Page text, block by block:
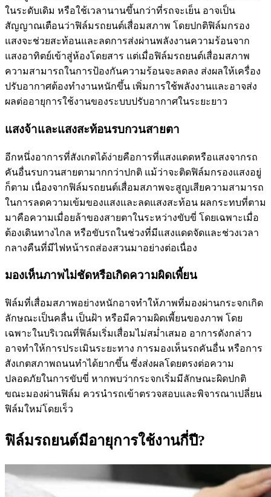
ในระดับเดิม หรือใช้เวลานานขึ้นกว่าที่รถจะเย็น อาจเป็น
สัญญาณเตือนว่าฟิล์มรถยนต์เสื่อมสภาพ โดยปกติฟิล์มกรอง
แสงจะช่วยสะท้อนและลดการส่งผ่านพลังงานความร้อนจาก
แสงอาทิตย์เข้าสู่ห้องโดยสาร แต่เมื่อฟิล์มรถยนต์เสื่อมสภาพ
ความสามารถในการป้องกันความร้อนจะลดลง ส่งผลให้เครื่อง
ปรับอากาศต้องทำงานหนักขึ้น เพิ่มการใช้พลังงานและอาจส่ง
ผลต่ออายุการใช้งานของระบบปรับอากาศในระยะยาว
แสงจ้าและแสงสะท้อนรบกวนสายตา
อีกหนึ่งอาการที่สังเกตได้ง่ายคือการที่แสงแดดหรือแสงจากรถ
คันอื่นรบกวนสายตามากกว่าปกติ แม้ว่าจะติดฟิล์มกรองแสงอยู่
ก็ตาม เนื่องจากฟิล์มรถยนต์เสื่อมสภาพจะสูญเสียความสามารถ
ในการลดความเข้มของแสงและลดแสงสะท้อน ผลกระทบที่ตาม
มาคือความเมื่อยล้าของสายตาในระหว่างขับขี่ โดยเฉพาะเมื่อ
ต้องเดินทางไกล หรือขับรถในช่วงที่มีแสงแดดจัดและช่วงเวลา
กลางคืนที่มีไฟหน้ารถส่องสวนมาอย่างต่อเนื่อง
มองเห็นภาพไม่ชัดหรือเกิดความผิดเพี้ยน
ฟิล์มที่เสื่อมสภาพอย่างหนักอาจทำให้ภาพที่มองผ่านกระจกเกิด
ลักษณะเป็นคลื่น เป็นฝ้า หรือมีความผิดเพี้ยนของภาพ โดย
เฉพาะในบริเวณที่ฟิล์มเริ่มเสื่อมไม่สม่ำเสมอ อาการดังกล่าว
อาจทำให้การประเมินระยะทาง การมองเห็นรถคันอื่น หรือการ
สังเกตสภาพถนนทำได้ยากขึ้น ซึ่งส่งผลโดยตรงต่อความ
ปลอดภัยในการขับขี่ หากพบว่ากระจกเริ่มมีลักษณะผิดปกติ
ขณะมองผ่านฟิล์ม ควรนำรถเข้าตรวจสอบและพิจารณาเปลี่ยน
ฟิล์มใหม่โดยเร็ว
ฟิล์มรถยนต์มีอายุการใช้งานกี่ปี?